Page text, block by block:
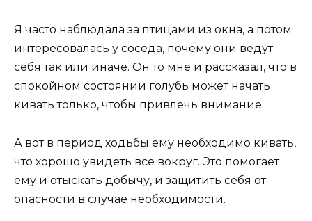
Я часто наблюдала за птицами из окна, а потом
интересовалась у соседа, почему они ведут
себя так или иначе. Он то мне и рассказал, что в
спокойном состоянии голубь может начать
кивать только, чтобы привлечь внимание.
А вот в период ходьбы ему необходимо кивать,
что хорошо увидеть все вокруг. Это помогает
ему и отыскать добычу, и защитить себя от
опасности в случае необходимости.